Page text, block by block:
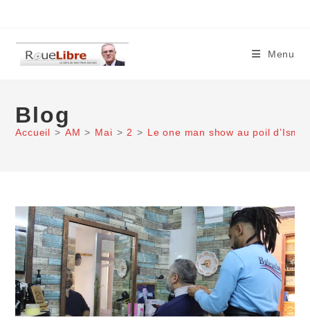
content
Menu
Blog
Accueil > AM > Mai > 2 > Le one man show au poil